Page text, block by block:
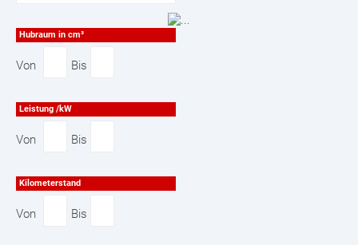
Hubraum in cm³
Von Bis
Leistung /kW
Von Bis
Kilometerstand
Von Bis